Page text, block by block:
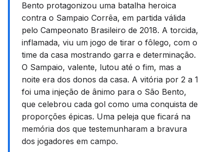
Bento protagonizou uma batalha heroica
contra o Sampaio Corrêa, em partida válida
pelo Campeonato Brasileiro de 2018. A torcida,
inflamada, viu um jogo de tirar o fôlego, com o
time da casa mostrando garra e determinação.
O Sampaio, valente, lutou até o fim, mas a
noite era dos donos da casa. A vitória por 2 a 1
foi uma injeção de ânimo para o São Bento,
que celebrou cada gol como uma conquista de
proporções épicas. Uma peleja que ficará na
memória dos que testemunharam a bravura
dos jogadores em campo.